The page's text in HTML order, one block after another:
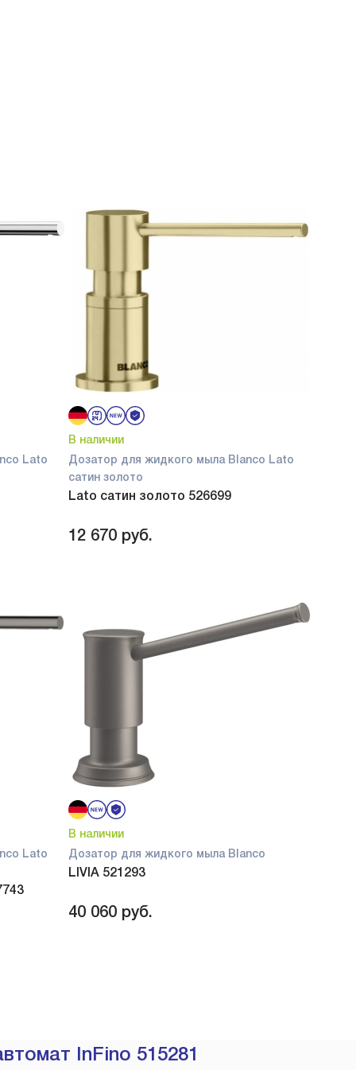
Lato
В наличии
Дозатор для жидкого мыла Blanco Lato
сатин золото
Lato сатин золото 526699
12 670 руб.
Lato
В наличии
Дозатор для жидкого мыла Blanco
LIVIA 521293
40 060 руб.
InFino 515281